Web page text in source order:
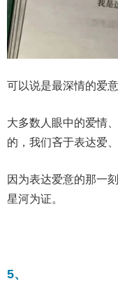
可以说是最深情的爱意
大多数人眼中的爱情
的，我们吝于表达爱
因为表达爱意的那一
星河为证。
5、